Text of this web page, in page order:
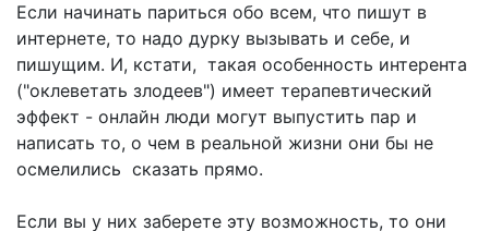
Если начинать париться обо всем, что пишут в
интернете, то надо дурку вызывать и себе, и
пишущим. И, кстати, такая особенность интерента
("оклеветать злодеев") имеет терапевтический
эффект - онлайн люди могут выпустить пар и
написать то, о чем в реальной жизни они бы не
осмелились сказать прямо.
Если вы у них заберете эту возможность, то они